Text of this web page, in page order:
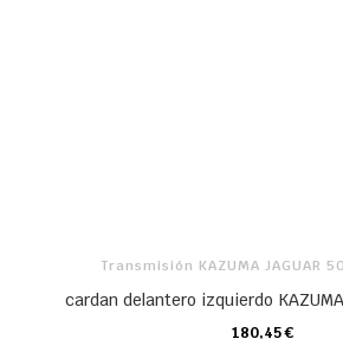
Transmisión KAZUMA JAGUAR
cardan delantero izquierdo KAZUMA
180,45 €